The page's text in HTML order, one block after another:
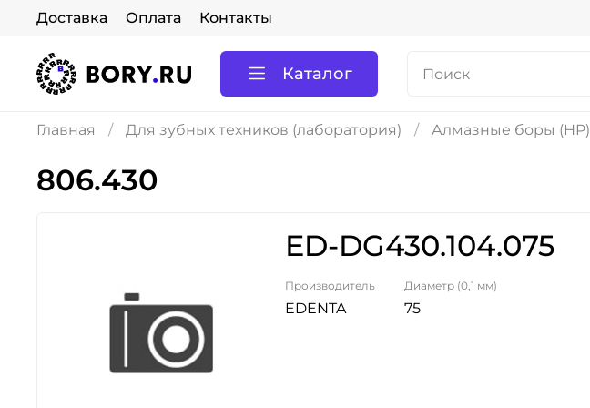
Доставка Оплата Контакты
Каталог
Главная Для зубных техников (лаборатория) Алмазные боры (HP)
806.430
ED-DG430.104.075
Производитель
EDENTA
Диаметр (0,1 мм)
75